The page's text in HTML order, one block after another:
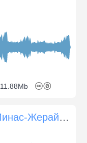
11.88Mb
Ночной интерьер штата Минас-Жерайс, Бразилия